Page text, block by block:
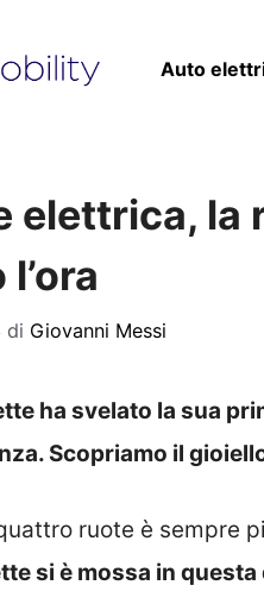
Auto
elettrica, la
di Giovanni Messi
ha svelato la sua
Scopriamo il
ruote è sempre
si è mossa in